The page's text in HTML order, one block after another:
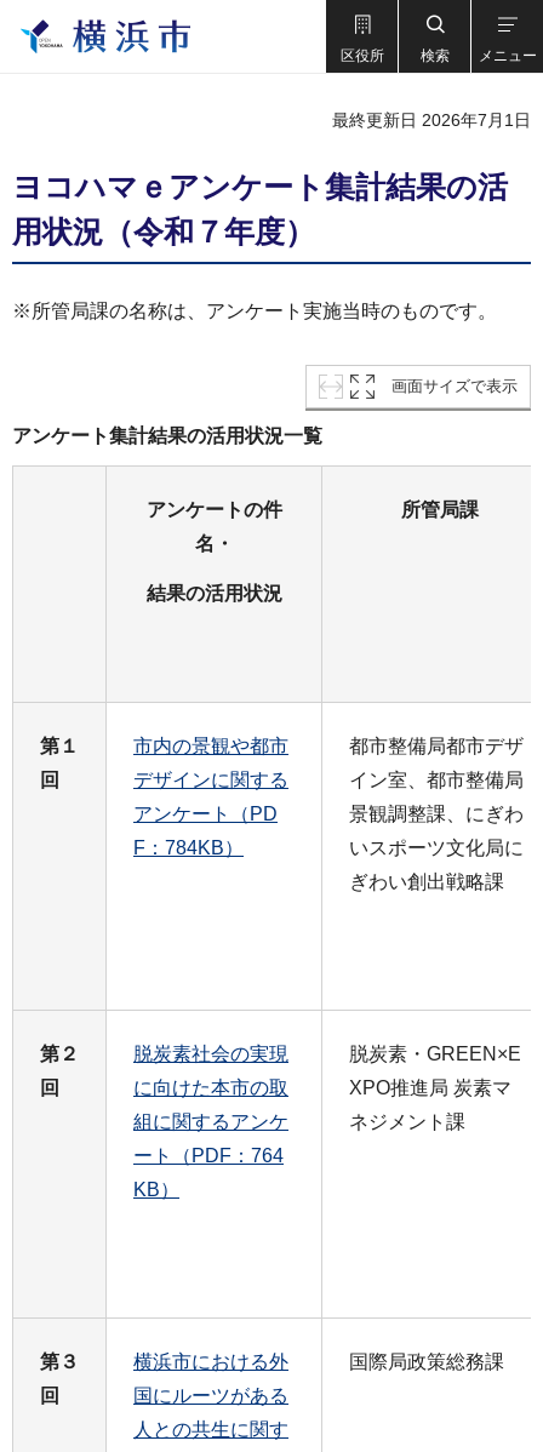
区役所 検索 メニュー
最終更新日 2026年7月1日
ヨコハマｅアンケート集計結果の活
用状況（令和７年度）
※所管局課の名称は、アンケート実施当時のものです。
画面サイズで表示
アンケート集計結果の活用状況一覧
アンケートの件
名・
結果の活用状況
所管局課
第１
回
市内の景観や都市
デザインに関する
アンケート（PD
F：784KB）
都市整備局都市デザ
イン室、都市整備局
景観調整課、にぎわ
いスポーツ文化局に
ぎわい創出戦略課
第２
回
脱炭素社会の実現
に向けた本市の取
組に関するアンケ
ート（PDF：764
KB）
脱炭素・GREEN×E
XPO推進局 炭素マ
ネジメント課
第３
回
横浜市における外
国にルーツがある
人との共生に関す
国際局政策総務課